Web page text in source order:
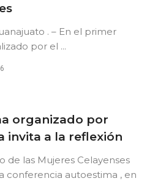
. – En el primer
por el ...
organizado por
invita a la reflexión
de las Mujeres Celayenses
conferencia autoestima , en